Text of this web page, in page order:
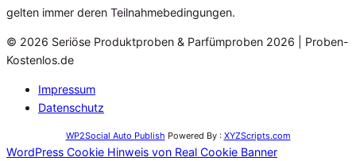
gelten immer deren Teilnahmebedingungen.
© 2026 Seriöse Produktproben & Parfümproben 2026 | Proben-
Kostenlos.de
Impressum
Datenschutz
WP2Social Auto Publish Powered By : XYZScripts.com
WordPress Cookie Hinweis von Real Cookie Banner